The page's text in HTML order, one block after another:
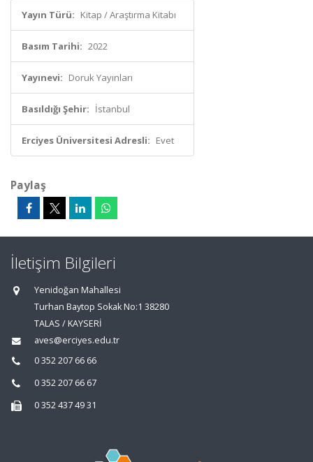
Yayın Türü: Kitap / Araştırma Kitabı
Basım Tarihi: 2022
Yayınevi: Doruk Yayınları
Basıldığı Şehir: İstanbul
Erciyes Üniversitesi Adresli: Evet
Paylaş
İletişim Bilgileri
Yenidoğan Mahallesi
Turhan Baytop Sokak No:1 38280
TALAS / KAYSERİ
aves@erciyes.edu.tr
0 352 207 66 66
0 352 207 66 67
0 352 437 49 31